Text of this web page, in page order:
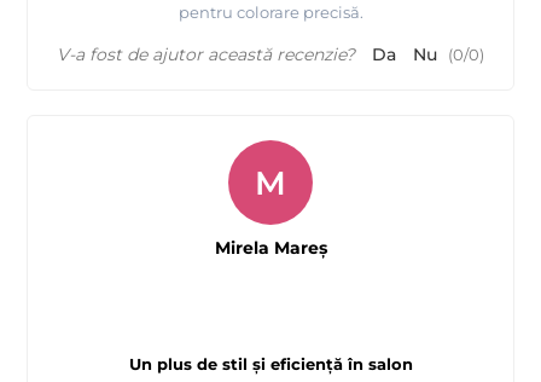
pentru colorare precisă.
V-a fost de ajutor această recenzie? Da Nu (0/0)
Un plus de stil și eficiență în salon
M
Mirela Mareş